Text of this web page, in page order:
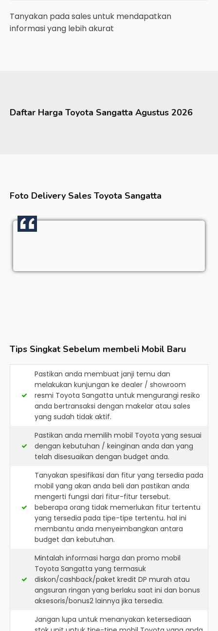
Tanyakan pada sales untuk mendapatkan
informasi yang lebih akurat
Daftar Harga Toyota Sangatta Agustus 2026
Foto Delivery Sales Toyota Sangatta
Tips Singkat Sebelum membeli Mobil Baru
Pastikan anda membuat janji temu dan
melakukan kunjungan ke dealer / showroom
resmi Toyota Sangatta untuk mengurangi resiko
anda bertransaksi dengan makelar atau sales
yang sudah tidak aktif.
Pastikan anda memilih mobil Toyota yang sesuai
dengan kebutuhan / keinginan anda dan yang
telah disesuaikan dengan budget anda.
Tanyakan spesifikasi dan fitur yang tersedia pada
mobil yang akan anda beli dan pastikan anda
mengerti fungsi dari fitur-fitur tersebut.
beberapa orang tidak memerlukan fitur tertentu
yang tersedia pada tipe-tipe tertentu. hal ini
membantu anda menyeimbangkan antara
budget dan kebutuhan.
Mintalah informasi harga dan promo mobil
Toyota Sangatta yang termasuk
diskon/cashback/paket kredit DP murah atau
angsuran ringan yang berlaku saat ini dan bonus
aksesoris/bonus2 lainnya jika tersedia.
Jangan lupa untuk menanyakan ketersediaan